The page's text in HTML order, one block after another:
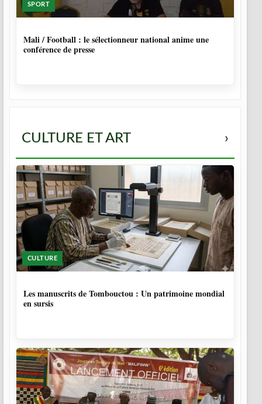
SPORT
Mali / Football : le sélectionneur national anime une
conférence de presse
CULTURE ET ART ›
CULTURE
Les manuscrits de Tombouctou : Un patrimoine mondial
en sursis